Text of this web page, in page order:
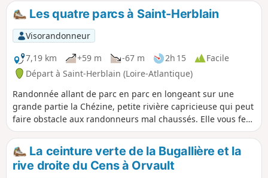
Les quatre parcs à Saint-Herblain
Visorandonneur
7,19 km
+59 m -67 m 2h 15
Facile
Départ à Saint-Herblain (Loire-Atlantique)
Randonnée allant de parc en parc en longeant sur une
grande partie la Chézine, petite rivière capricieuse qui peut
faire obstacle aux randonneurs mal chaussés. Elle vous fera
découvrir les nouvelles cités et surtout les parfaits et
agréables aménagements des sentiers pédestres réalisés
par la municipalité de Saint-Herblain. Bravo !
La ceinture verte de la Bugallière et la
rive droite du Cens à Orvault